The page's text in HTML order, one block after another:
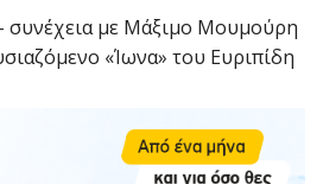
με Μάξιμο Μουμούρη
«Ίωνα» του Ευριπίδη